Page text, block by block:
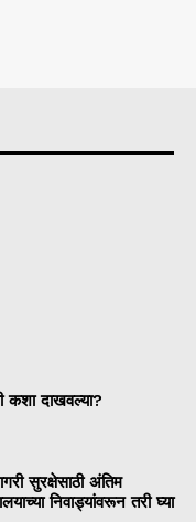
कशा दाखवल्या?
सुरक्षेसाठी अंतिम
निवाड्यांवरून तरी घ्या